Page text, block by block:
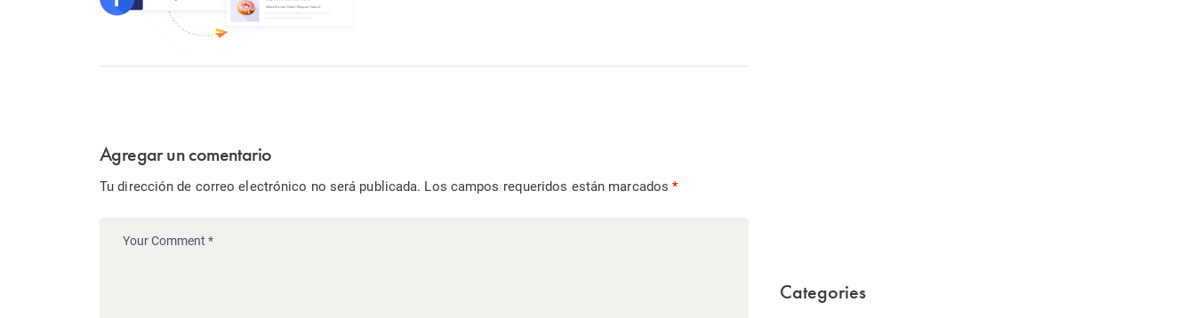
Agregar un comentario
Tu dirección de correo electrónico no será publicada. Los campos requeridos están marcados*
Categories